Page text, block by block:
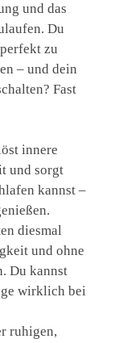
und das
Du
zu
– und dein
Fast
innere
und sorgt
kannst –
diesmal
und ohne
Du kannst
wirklich bei
ruhigen,